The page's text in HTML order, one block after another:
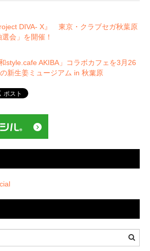
DIVA- X』 東京・クラブセガ秋葉原
会」を開催！
style.cafe AKIBA」コラボカフェを3月26
新生姜ミュージアム in 秋葉原